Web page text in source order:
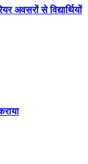
अवसरों से विद्यार्थियों